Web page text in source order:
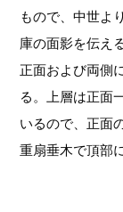
もので、中世よ
庫の面影を伝え
正面および両側
る。上層は正面
いるので、正面
重扇垂木で頂部